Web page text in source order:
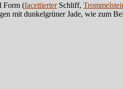
Form (facettierterSchliff,
mit dunkelgrüner Jade, wie zum